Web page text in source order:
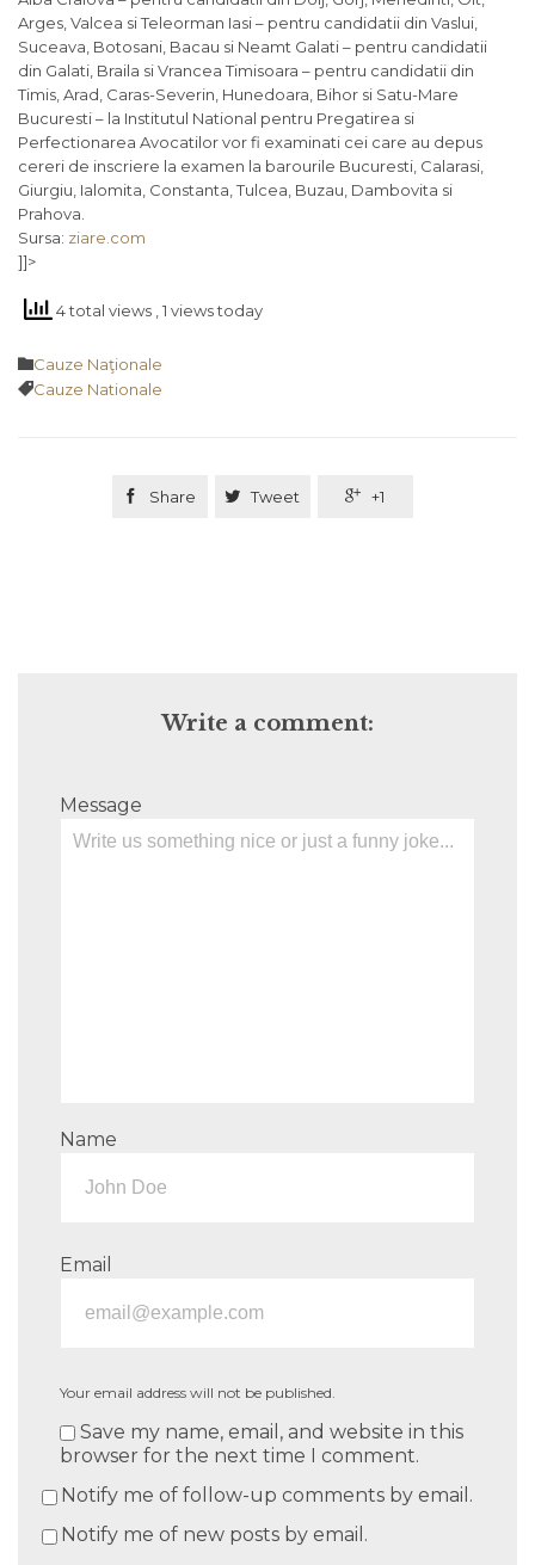
Arges, Valcea si Teleorman Iasi – pentru candidatii din Vaslui,
Suceava, Botosani, Bacau si Neamt Galati – pentru candidatii
din Galati, Braila si Vrancea Timisoara – pentru candidatii din
Timis, Arad, Caras-Severin, Hunedoara, Bihor si Satu-Mare
Bucuresti – la Institutul National pentru Pregatirea si
Perfectionarea Avocatilor vor fi examinati cei care au depus
cereri de inscriere la examen la barourile Bucuresti, Calarasi,
Giurgiu, Ialomita, Constanta, Tulcea, Buzau, Dambovita si
Prahova.
Sursa: ziare.com
]]>
4 total views , 1 views today
Category
Cauze Naţionale
Tags
Cauze Nationale
 Share  Tweet  +1
Write a comment:
Message
Name
Email
Your email address will not be published.
Save my name, email, and website in this
browser for the next time I comment.
Notify me of follow-up comments by email.
Notify me of new posts by email.